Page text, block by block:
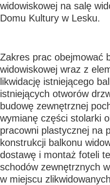
widowiskowej na salę
Domu Kultury w Lesku.
Zakres prac obejmować
widowiskowej wraz z
likwidację istniejącego
istniejących otworów
budowę zewnętrznej
wymianę części stolarki
pracowni plastycznej na
konstrukcji balkonu
dostawę i montaż foteli
schodów zewnętrznych
w miejscu